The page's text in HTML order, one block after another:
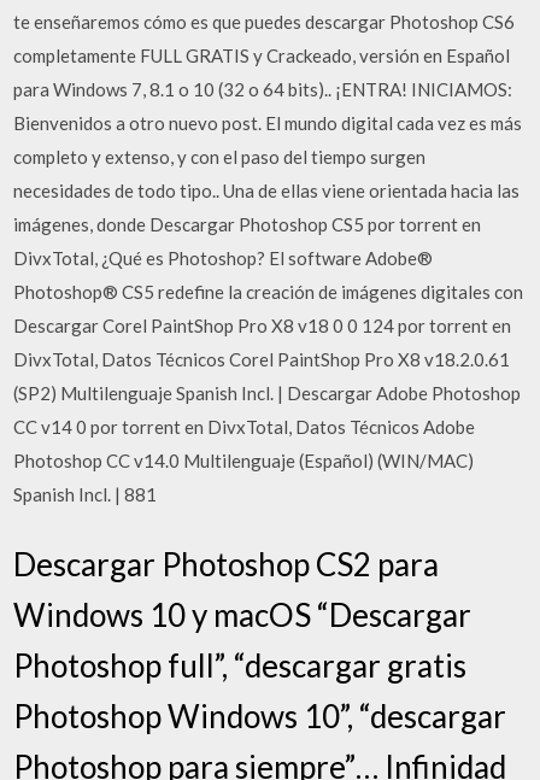
te enseñaremos cómo es que puedes descargar Photoshop CS6
completamente FULL GRATIS y Crackeado, versión en Español
para Windows 7, 8.1 o 10 (32 o 64 bits).. ¡ENTRA! INICIAMOS:
Bienvenidos a otro nuevo post. El mundo digital cada vez es más
completo y extenso, y con el paso del tiempo surgen
necesidades de todo tipo.. Una de ellas viene orientada hacia las
imágenes, donde Descargar Photoshop CS5 por torrent en
DivxTotal, ¿Qué es Photoshop? El software Adobe®
Photoshop® CS5 redefine la creación de imágenes digitales con
Descargar Corel PaintShop Pro X8 v18 0 0 124 por torrent en
DivxTotal, Datos Técnicos Corel PaintShop Pro X8 v18.2.0.61
(SP2) Multilenguaje Spanish Incl. | Descargar Adobe Photoshop
CC v14 0 por torrent en DivxTotal, Datos Técnicos Adobe
Photoshop CC v14.0 Multilenguaje (Español) (WIN/MAC)
Spanish Incl. | 881
Descargar Photoshop CS2 para
Windows 10 y macOS “Descargar
Photoshop full”, “descargar gratis
Photoshop Windows 10”, “descargar
Photoshop para siempre”… Infinidad